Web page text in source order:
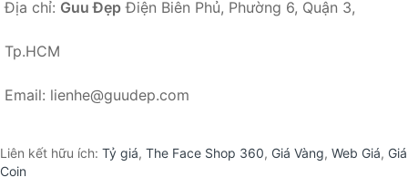
Địa chỉ: Guu Đẹp Điện Biên Phủ, Phường 6, Quận 3,
Tp.HCM
Email: lienhe@guudep.com
Liên kết hữu ích: Tỷ giá, The Face Shop 360, Giá Vàng, Web Giá, Giá
Coin